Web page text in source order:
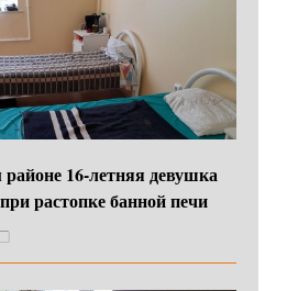
16‑летняя девушка
растопке банной печи